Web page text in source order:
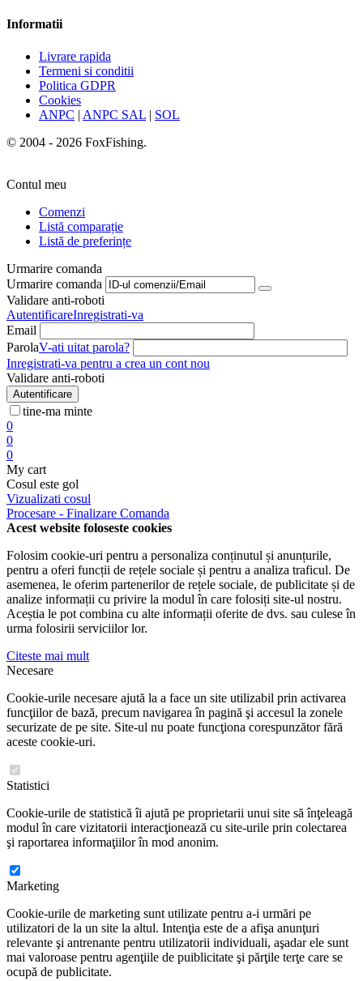
Informatii
Livrare rapida
Termeni si conditii
Politica GDPR
Cookies
ANPC | ANPC SAL | SOL
© 2004 - 2026 FoxFishing.
Contul meu
Comenzi
Listă comparație
Listă de preferințe
Urmarire comanda
Urmarire comanda
Validare anti-roboti
AutentificareInregistrati-va
Email
ParolaV-ati uitat parola?
Inregistrati-va pentru a crea un cont nou
Validare anti-roboti
Autentificare
tine-ma minte
0
0
0
My cart
Cosul este gol
Vizualizati cosul
Procesare - Finalizare Comanda
Acest website foloseste cookies
Folosim cookie-uri pentru a personaliza conținutul și anunțurile,
pentru a oferi funcții de rețele sociale și pentru a analiza traficul. De
asemenea, le oferim partenerilor de rețele sociale, de publicitate și de
analize informații cu privire la modul în care folosiți site-ul nostru.
Aceștia le pot combina cu alte informații oferite de dvs. sau culese în
urma folosirii serviciilor lor.
Citeste mai mult
Necesare
Cookie-urile necesare ajută la a face un site utilizabil prin activarea
funcţiilor de bază, precum navigarea în pagină şi accesul la zonele
securizate de pe site. Site-ul nu poate funcţiona corespunzător fără
aceste cookie-uri.
Statistici
Cookie-urile de statistică îi ajută pe proprietarii unui site să înţeleagă
modul în care vizitatorii interacţionează cu site-urile prin colectarea
şi raportarea informaţiilor în mod anonim.
Marketing
Cookie-urile de marketing sunt utilizate pentru a-i urmări pe
utilizatori de la un site la altul. Intenţia este de a afişa anunţuri
relevante şi antrenante pentru utilizatorii individuali, aşadar ele sunt
mai valoroase pentru agenţiile de puiblicitate şi părţile terţe care se
ocupă de publicitate.